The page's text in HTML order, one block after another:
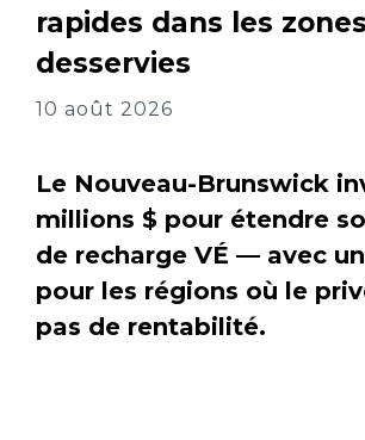
rapides dans les
desservies
10 août 2026
Le Nouveau-Brunswick
millions $ pour étendre
de recharge VÉ — avec
pour les régions où le
pas de rentabilité.